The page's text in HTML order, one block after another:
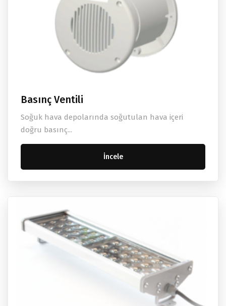
Basınç Ventili
Soğuk hava depolarında soğutulan hava içeri
doğru basınç...
İncele